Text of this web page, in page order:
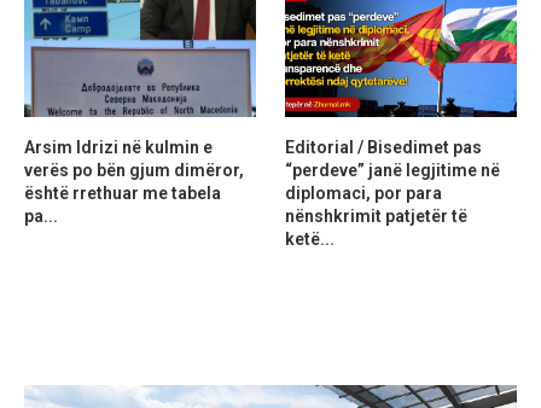
Arsim Idrizi në kulmin e
verës po bën gjum dimëror,
është rrethuar me tabela
pa...
Editorial / Bisedimet pas
“perdeve” janë legjitime në
diplomaci, por para
nënshkrimit patjetër të
ketë...